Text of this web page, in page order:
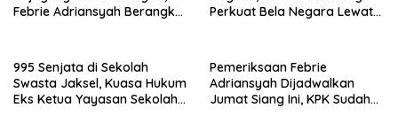
Febrie Adriansyah Berangkat
Perkuat Bela Negara Lewat
995 Senjata di Sekolah
Swasta Jaksel, Kuasa Hukum
Eks Ketua Yayasan Sekolah
Pemeriksaan Febrie
Adriansyah Dijadwalkan
Jumat Siang Ini, KPK Sudah